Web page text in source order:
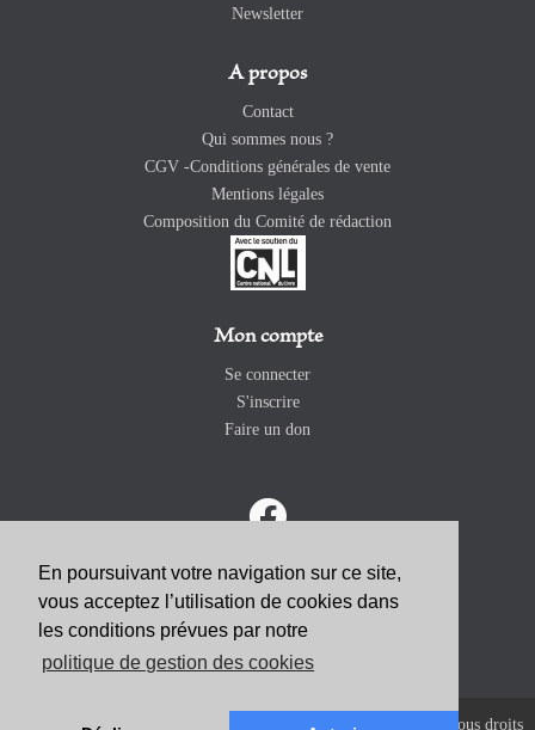
En poursuivant votre navigation sur ce site,
vous acceptez l’utilisation de cookies dans
les conditions prévues par notre
politique de gestion des cookies
Newsletter
A propos
Contact
Qui sommes nous ?
CGV -Conditions générales de vente
Mentions légales
Composition du Comité de rédaction
Mon compte
Se connecter
S'inscrire
Faire un don
ABONNEZ-VOUS
Copyright 2026 Revue Catholique Internationale COMMUNIO. Tous droits